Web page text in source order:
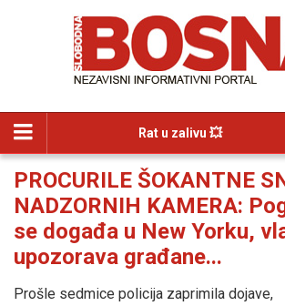
Rat u zalivu 💥
PROCURILE ŠOKANTNE
NADZORNIH KAMERA:
se događa u New Yorku,
upozorava građane...
Prošle sedmice policija zaprimila dojave,